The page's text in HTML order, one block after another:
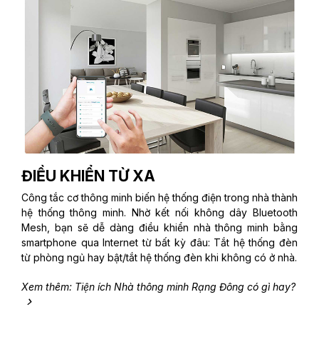
ĐIỀU KHIỂN TỪ XA
Công tắc cơ thông minh biến hệ thống điện trong nhà thành
hệ thống thông minh. Nhờ kết nối không dây Bluetooth
Mesh, bạn sẽ dễ dàng điều khiển nhà thông minh bằng
smartphone qua Internet từ bất kỳ đâu: Tắt hệ thống đèn
từ phòng ngủ hay bật/tắt hệ thống đèn khi không có ở nhà.
Xem thêm: Tiện ích Nhà thông minh Rạng Đông có gì hay?